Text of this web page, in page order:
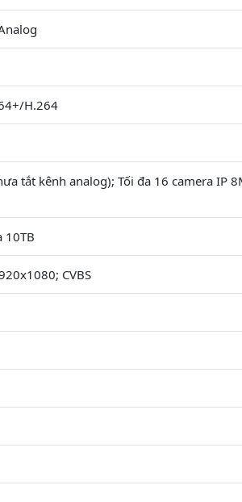
H.264
tắt kênh analog); Tối đa 16 camera IP
10TB
CVBS